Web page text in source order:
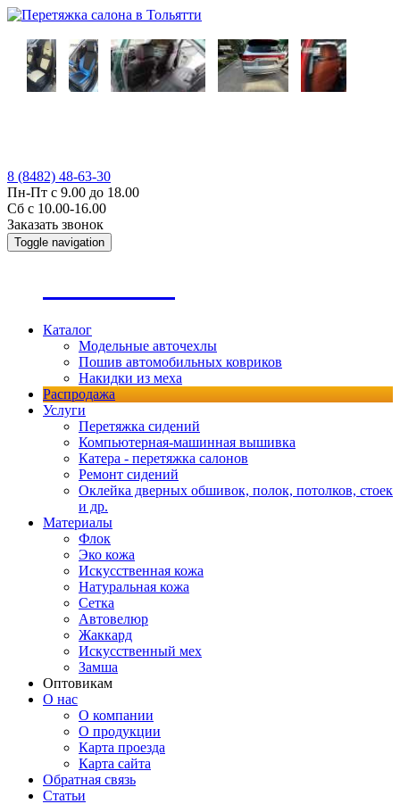
8 (8482) 48-63-30
Пн-Пт с 9.00 до 18.00
Сб с 10.00-16.00
Заказать звонок
Toggle navigation
Каталог
Модельные авточехлы
Пошив автомобильных ковриков
Накидки из меха
Распродажа
Услуги
Перетяжка сидений
Компьютерная-машинная вышивка
Катера - перетяжка салонов
Ремонт сидений
Оклейка дверных обшивок, полок, потолков, стоек
и др.
Материалы
Флок
Эко кожа
Искусственная кожа
Натуральная кожа
Сетка
Автовелюр
Жаккард
Искусственный мех
Замша
Оптовикам
О нас
О компании
О продукции
Карта проезда
Карта сайта
Обратная связь
Статьи